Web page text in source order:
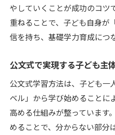
やしていくことが成功のコツ
重ねることで、子ども自身が
信を持ち、基礎学力育成につ
公文式で実現する子ども主
公文式学習方法は、子ども一
ベル」から学び始めることに
高める仕組みが整っています
めることで、分からない部分